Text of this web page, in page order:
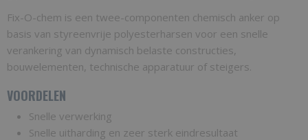
1,00 Kg
Fix-O-chem is een twee-componenten chemisch anker op
basis van styreenvrije polyesterharsen voor een snelle
verankering van dynamisch belaste constructies,
bouwelementen, technische apparatuur of steigers.
VOORDELEN
Snelle verwerking
Snelle uitharding en zeer sterk eindresultaat